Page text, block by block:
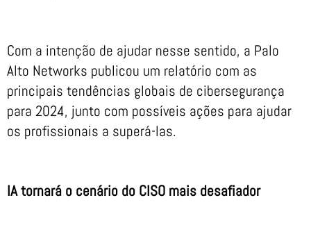
Com a intenção de ajudar nesse sentido, a Palo
Alto Networks publicou um relatório com as
principais tendências globais de cibersegurança
para 2024, junto com possíveis ações para ajudar
os profissionais a superá-las.
IA tornará o cenário do CISO mais desafiador